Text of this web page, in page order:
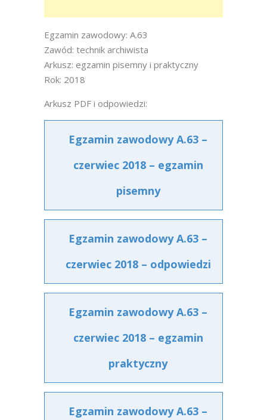
Egzamin zawodowy: A.63
Zawód: technik archiwista
Arkusz: egzamin pisemny i praktyczny
Rok: 2018
Arkusz PDF i odpowiedzi:
Egzamin zawodowy A.63 –
czerwiec 2018 – egzamin
pisemny
Egzamin zawodowy A.63 –
czerwiec 2018 – odpowiedzi
Egzamin zawodowy A.63 –
czerwiec 2018 – egzamin
praktyczny
Egzamin zawodowy A.63 –